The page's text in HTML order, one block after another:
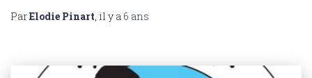
ParElodie Pinart, il y a 6 ans